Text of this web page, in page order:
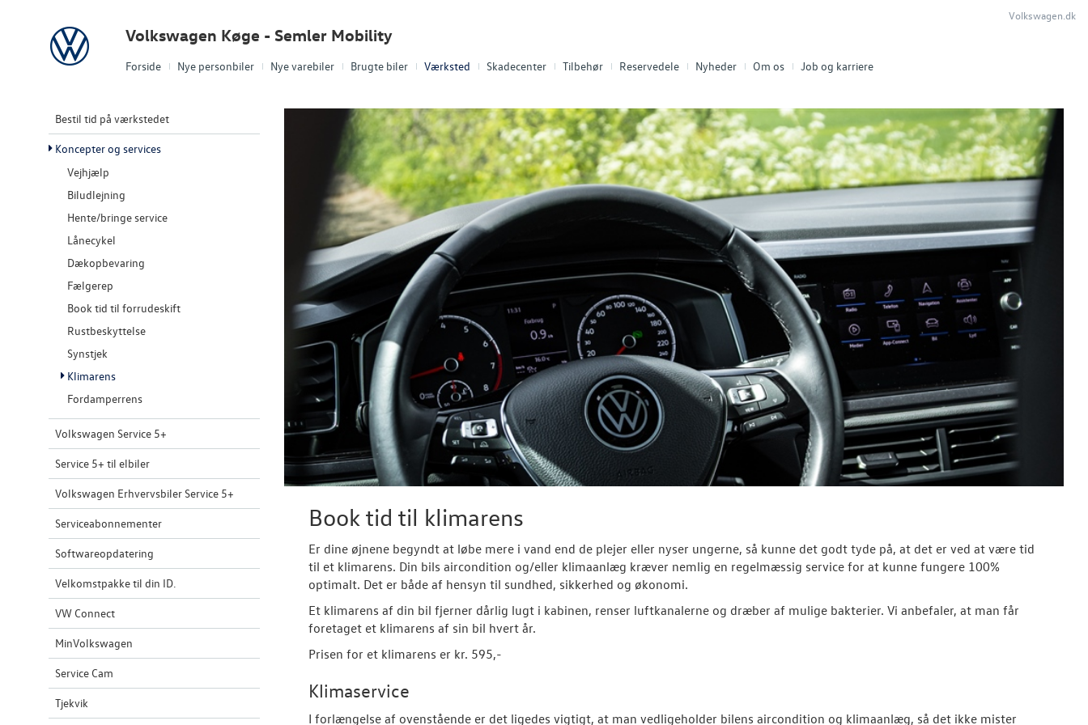
Forside Nye personbiler Nye varebiler Brugte biler Værksted Skadecenter Tilbehør Reservedele Nyheder Om os Job og karriere
Volkswagen Volkswagen Køge - Semler Mobility
Volkswagen.dk
Bestil tid på værkstedet
Koncepter og services
Vejhjælp
Biludlejning
Hente/bringe service
Lånecykel
Dækopbevaring
Fælgerep
Book tid til forrudeskift
Rustbeskyttelse
Synstjek
Klimarens
Fordamperrens
Volkswagen Service 5+
Service 5+ til elbiler
Volkswagen Erhvervsbiler Service 5+
Serviceabonnementer
Softwareopdatering
Velkomstpakke til din ID.
VW Connect
MinVolkswagen
Service Cam
Tjekvik
Book tid til klimarens
Er dine øjnene begyndt at løbe mere i vand end de plejer eller nyser ungerne, så kunne det godt tyde på, at det er ved at være tid
til et klimarens. Din bils aircondition og/eller klimaanlæg kræver nemlig en regelmæssig service for at kunne fungere 100%
optimalt. Det er både af hensyn til sundhed, sikkerhed og økonomi.
Et klimarens af din bil fjerner dårlig lugt i kabinen, renser luftkanalerne og dræber af mulige bakterier. Vi anbefaler, at man får
foretaget et klimarens af sin bil hvert år.
Prisen for et klimarens er kr. 595,-
Klimaservice
I forlængelse af ovenstående er det ligedes vigtigt, at man vedligeholder bilens aircondition og klimaanlæg, så det ikke mister